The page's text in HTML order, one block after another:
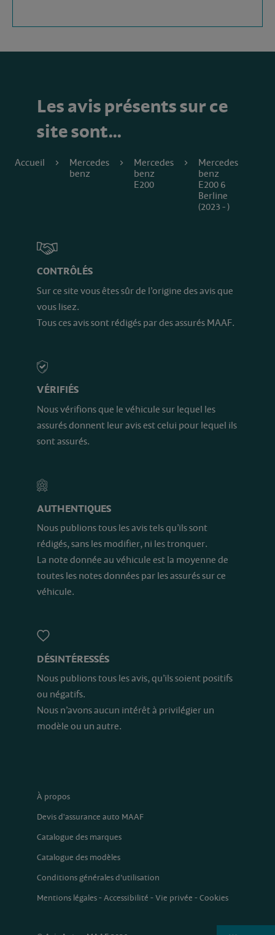
Les avis présents sur ce
site sont…
Accueil
Mercedes
benz
Mercedes
benz
E200
Mercedes
benz
E200 6
Berline
(2023 - )
CONTRÔLÉS
Sur ce site vous êtes sûr de l’origine des avis que
vous lisez.
Tous ces avis sont rédigés par des assurés MAAF.
VÉRIFIÉS
Nous vérifions que le véhicule sur lequel les
assurés donnent leur avis est celui pour lequel ils
sont assurés.
AUTHENTIQUES
Nous publions tous les avis tels qu’ils sont
rédigés, sans les modifier, ni les tronquer.
La note donnée au véhicule est la moyenne de
toutes les notes données par les assurés sur ce
véhicule.
DÉSINTÉRESSÉS
Nous publions tous les avis, qu’ils soient positifs
ou négatifs.
Nous n’avons aucun intérêt à privilégier un
modèle ou un autre.
À propos
Devis d'assurance auto MAAF
Catalogue des marques
Catalogue des modèles
Conditions générales d’utilisation
Mentions légales-Accessibilité -Vie privée -Cookies